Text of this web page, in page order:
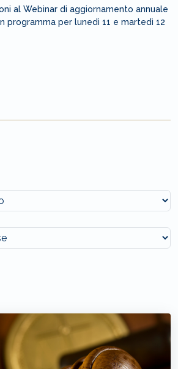
al Webinar di aggiornamento annuale
programma per lunedì 11 e martedì 12